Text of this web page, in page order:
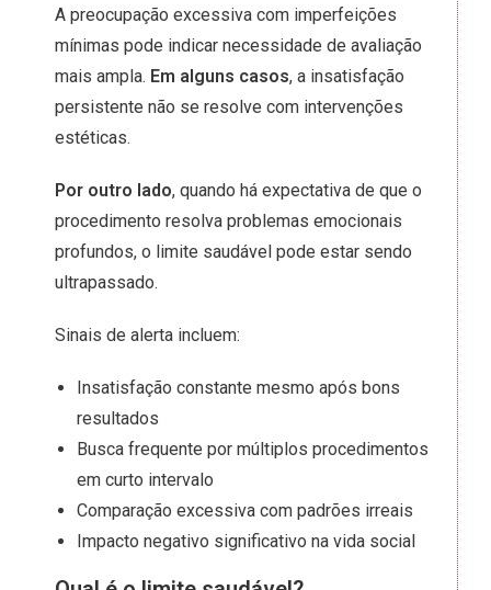
A preocupação excessiva com imperfeições
mínimas pode indicar necessidade de avaliação
mais ampla. Em alguns casos, a insatisfação
persistente não se resolve com intervenções
estéticas.
Por outro lado, quando há expectativa de que o
procedimento resolva problemas emocionais
profundos, o limite saudável pode estar sendo
ultrapassado.
Sinais de alerta incluem:
Insatisfação constante mesmo após bons
resultados
Busca frequente por múltiplos procedimentos
em curto intervalo
Comparação excessiva com padrões irreais
Impacto negativo significativo na vida social